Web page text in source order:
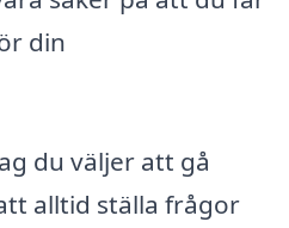
din
du väljer att gå
alltid ställa frågor